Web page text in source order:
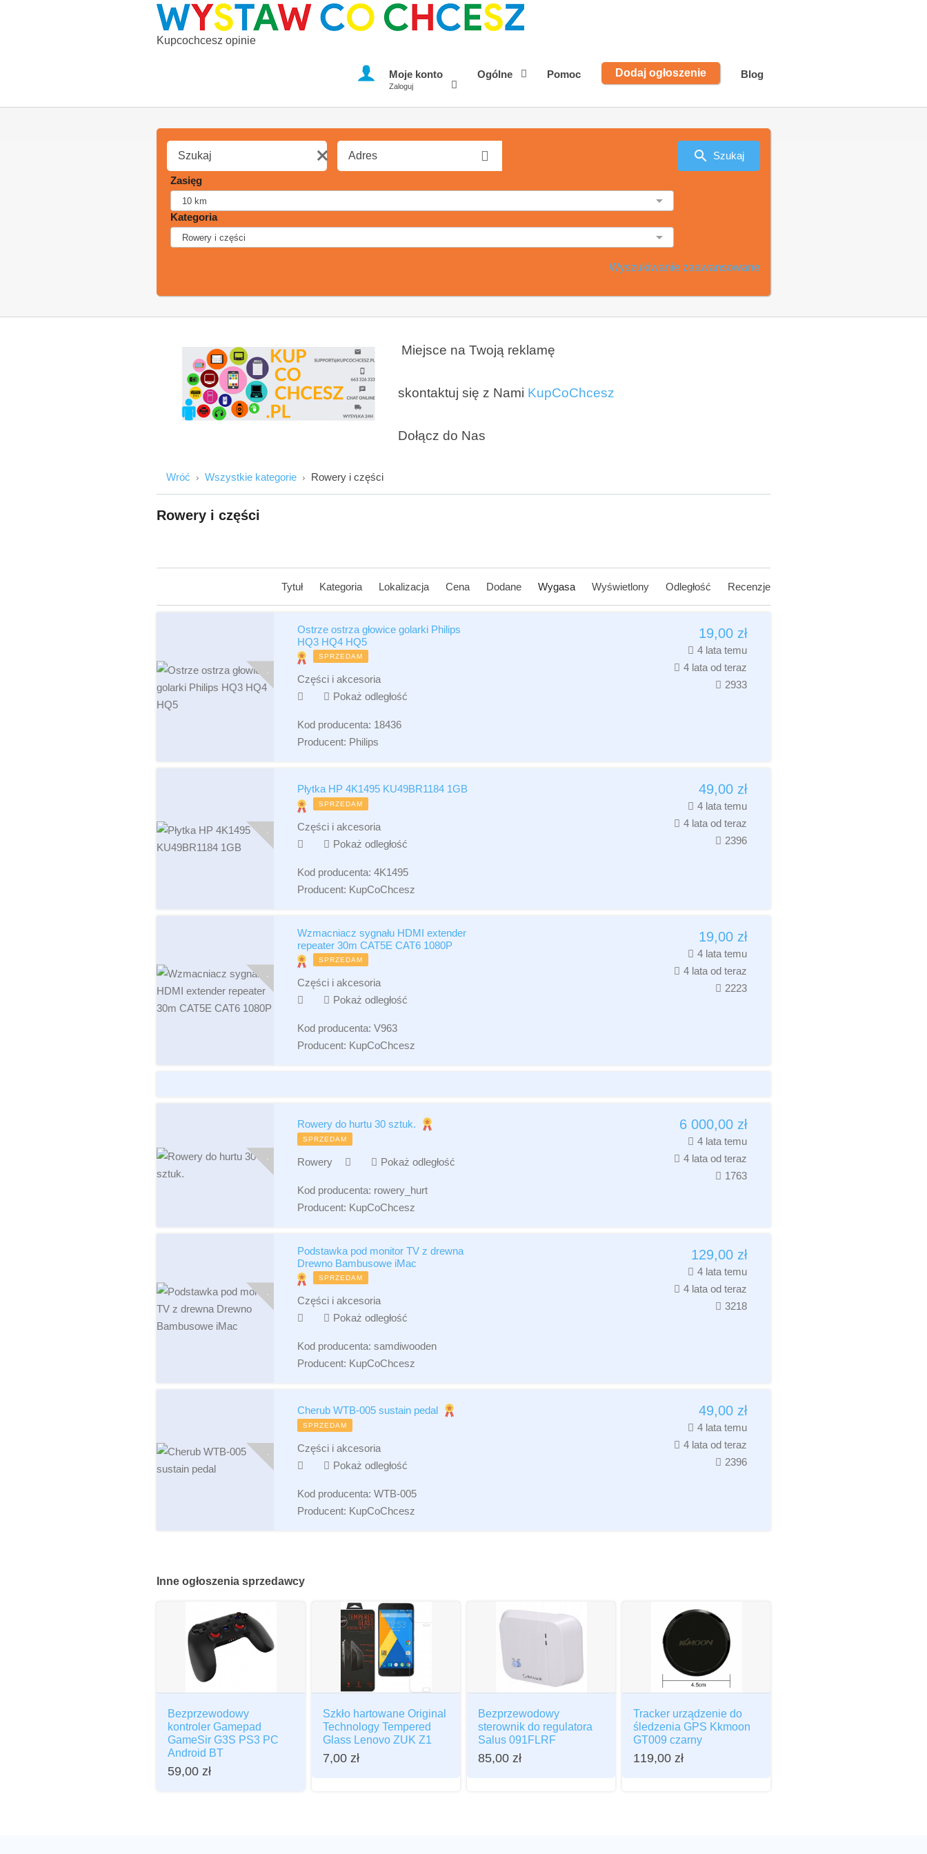
Kupcochcesz opinie
Moje konto
Zaloguj
Ogólne Pomoc Dodaj ogłoszenie Blog
Zasięg
Kategoria
Szukaj
Wyszukiwanie zaawansowane
Miejsce na Twoją reklamę
skontaktuj się z Nami KupCoChcesz
Dołącz do Nas
Wróć Wszystkie kategorie Rowery i części
Rowery i części
Tytuł Kategoria Lokalizacja Cena Dodane Wygasa Wyświetlony Odległość Recenzje
Ostrze ostrza głowice golarki Philips
HQ3 HQ4 HQ5
SPRZEDAM
Części i akcesoria
Pokaż odległość
Kod producenta: 18436
Producent: Philips
19,00 zł
4 lata temu
4 lata od teraz
2933
Płytka HP 4K1495 KU49BR1184 1GB
SPRZEDAM
Części i akcesoria
Pokaż odległość
Kod producenta: 4K1495
Producent: KupCoChcesz
49,00 zł
4 lata temu
4 lata od teraz
2396
Wzmacniacz sygnału HDMI extender
repeater 30m CAT5E CAT6 1080P
SPRZEDAM
Części i akcesoria
Pokaż odległość
Kod producenta: V963
Producent: KupCoChcesz
19,00 zł
4 lata temu
4 lata od teraz
2223
Rowery do hurtu 30 sztuk.
SPRZEDAM
Rowery Pokaż odległość
Kod producenta: rowery_hurt
Producent: KupCoChcesz
6 000,00 zł
4 lata temu
4 lata od teraz
1763
Podstawka pod monitor TV z drewna
Drewno Bambusowe iMac
SPRZEDAM
Części i akcesoria
Pokaż odległość
Kod producenta: samdiwooden
Producent: KupCoChcesz
129,00 zł
4 lata temu
4 lata od teraz
3218
Cherub WTB-005 sustain pedal
SPRZEDAM
Części i akcesoria
Pokaż odległość
Kod producenta: WTB-005
Producent: KupCoChcesz
49,00 zł
4 lata temu
4 lata od teraz
2396
Inne ogłoszenia sprzedawcy
Bezprzewodowy
kontroler Gamepad
GameSir G3S PS3 PC
Android BT
59,00 zł
Szkło hartowane Original
Technology Tempered
Glass Lenovo ZUK Z1
7,00 zł
Bezprzewodowy
sterownik do regulatora
Salus 091FLRF
85,00 zł
Tracker urządzenie do
śledzenia GPS Kkmoon
GT009 czarny
119,00 zł